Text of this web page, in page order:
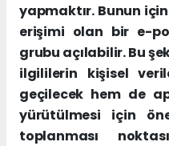
yapmaktır. Bunun
erişimi olan bir e-
grubu açılabilir. Bu
ilgililerin kişisel
geçilecek hem de
yürütülmesi için
toplanması